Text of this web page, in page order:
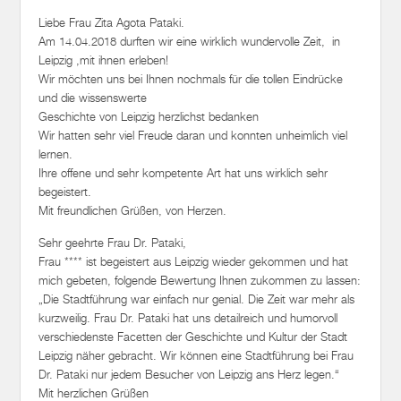
Liebe Frau Zita Agota Pataki.
Am 14.04.2018 durften wir eine wirklich wundervolle Zeit, in
Leipzig ,mit ihnen erleben!
Wir möchten uns bei Ihnen nochmals für die tollen Eindrücke
und die wissenswerte
Geschichte von Leipzig herzlichst bedanken
Wir hatten sehr viel Freude daran und konnten unheimlich viel
lernen.
Ihre offene und sehr kompetente Art hat uns wirklich sehr
begeistert.
Mit freundlichen Grüßen, von Herzen.
Sehr geehrte Frau Dr. Pataki,
Frau **** ist begeistert aus Leipzig wieder gekommen und hat
mich gebeten, folgende Bewertung Ihnen zukommen zu lassen:
„Die Stadtführung war einfach nur genial. Die Zeit war mehr als
kurzweilig. Frau Dr. Pataki hat uns detailreich und humorvoll
verschiedenste Facetten der Geschichte und Kultur der Stadt
Leipzig näher gebracht. Wir können eine Stadtführung bei Frau
Dr. Pataki nur jedem Besucher von Leipzig ans Herz legen.“
Mit herzlichen Grüßen